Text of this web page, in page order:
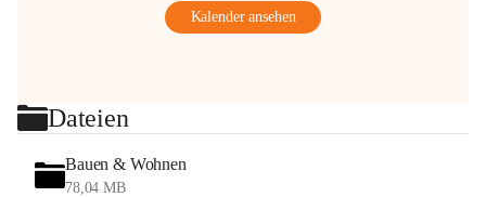
Kalender ansehen
Dateien
Bauen & Wohnen
78,04 MB